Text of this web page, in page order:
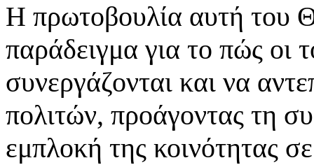
Η πρωτοβουλία αυτή του
παράδειγμα για το πώς οι
συνεργάζονται και να
πολιτών, προάγοντας τη
εμπλοκή της κοινότητας